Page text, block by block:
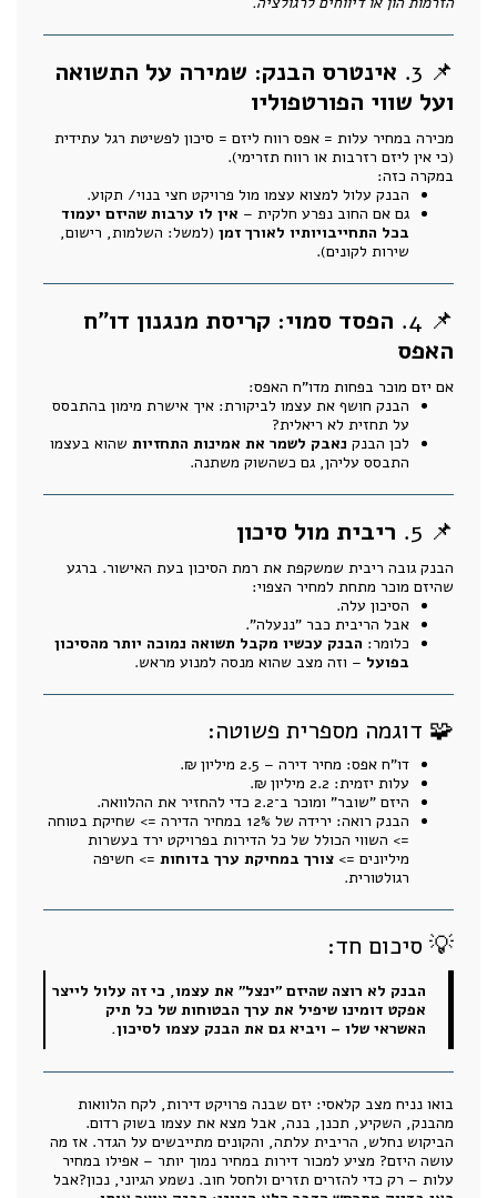
📌 3.
אינטרס הבנק: שמירה על התשואה
ועל שווי הפורטפוליו
מכירה במחיר עלות = אפס רווח ליזם = סיכון לפשיטת רגל עתידית
(כי אין ליזם רזרבות או רווח תזרימי).
במקרה כזה:
הבנק עלול למצוא עצמו מול פרויקט חצי בנוי/ תקוע.
גם אם החוב נפרע חלקית – אין לו ערבות שהיזם יעמוד
בכל התחייבויותיו לאורך זמן (למשל: השלמות, רישום,
שירות לקונים).
📌 4.
הפסד סמוי: קריסת מנגנון דו"ח
האפס
אם יזם מוכר בפחות מדו"ח האפס:
הבנק חושף את עצמו לביקורת: איך אישרת מימון בהתבסס
על תחזית לא ריאלית?
לכן הבנק נאבק לשמר את אמינות התחזיות שהוא בעצמו
התבסס עליהן, גם כשהשוק משתנה.
📌 5. ריבית מול סיכון
הבנק גובה ריבית שמשקפת את רמת הסיכון בעת האישור. ברגע
שהיזם מוכר מתחת למחיר הצפוי:
הסיכון עלה.
אבל הריבית כבר "ננעלה".
כלומר: הבנק עכשיו מקבל תשואה נמוכה יותר מהסיכון
בפועל – וזה מצב שהוא מנסה למנוע מראש.
🧩 דוגמה מספרית פשוטה:
דו"ח אפס: מחיר דירה – 2.5 מיליון ₪.
עלות יזמית: 2.2 מיליון ₪.
היזם "שובר" ומוכר ב־2.2 כדי להחזיר את ההלוואה.
הבנק רואה: ירידה של 12% במחיר הדירה => שחיקת בטוחה
=> השווי הכולל של כל הדירות בפרויקט ירד בעשרות
מיליונים => צורך במחיקת ערך בדוחות => חשיפה
רגולטורית.
💡 סיכום חד:
הבנק לא רוצה שהיזם "ינצל" את עצמו, כי זה עלול לייצר
אפקט דומינו שיפיל את ערך הבטוחות של כל תיק
האשראי שלו – ויביא גם את הבנק עצמו לסיכון.
בואו נניח מצב קלאסי: יזם שבנה פרויקט דירות, לקח הלוואות
מהבנק, השקיע, תכנן, בנה, אבל מצא את עצמו בשוק רדום.
הביקוש נחלש, הריבית עלתה, והקונים מתייבשים על הגדר. אז מה
עושה היזם? מציע למכור דירות במחיר נמוך יותר – אפילו במחיר
עלות – רק כדי להזרים תזרים ולחסל חוב. נשמע הגיוני, נכון?אבל